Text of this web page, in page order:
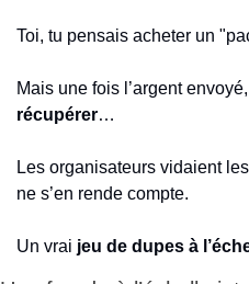
Toi, tu pensais acheter un
Mais une fois l’argent envoyé,
récupérer…
Les organisateurs vidaient
ne s’en rende compte.
Un vrai jeu de dupes à